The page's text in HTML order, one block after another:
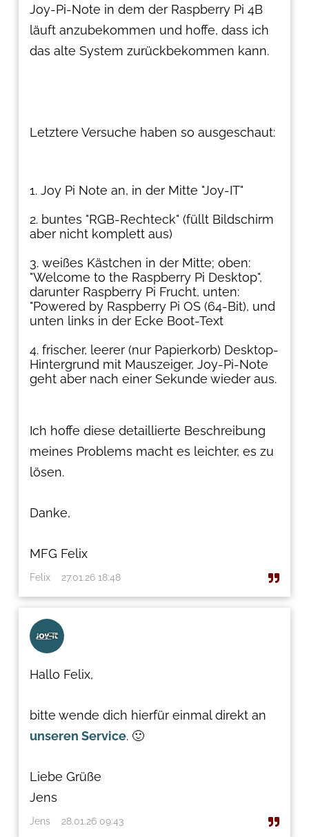
Joy-Pi-Note in dem der Raspberry Pi 4B
läuft anzubekommen und hoffe, dass ich
das alte System zurückbekommen kann.
Letztere Versuche haben so ausgeschaut:
Joy Pi Note an, in der Mitte "Joy-IT"
buntes "RGB-Rechteck" (füllt Bildschirm
aber nicht komplett aus)
weißes Kästchen in der Mitte; oben:
"Welcome to the Raspberry Pi Desktop",
darunter Raspberry Pi Frucht, unten:
"Powered by Raspberry Pi OS (64-Bit), und
unten links in der Ecke Boot-Text
frischer, leerer (nur Papierkorb) Desktop-
Hintergrund mit Mauszeiger, Joy-Pi-Note
geht aber nach einer Sekunde wieder aus.
Ich hoffe diese detaillierte Beschreibung
meines Problems macht es leichter, es zu
lösen.
Danke,
MFG Felix
Felix 27.01.26 18:48
Hallo Felix,
bitte wende dich hierfür einmal direkt an
unseren Service. 🙂
Liebe Grüße
Jens
Jens 28.01.26 09:43